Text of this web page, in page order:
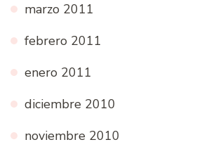
marzo 2011
febrero 2011
enero 2011
diciembre 2010
noviembre 2010